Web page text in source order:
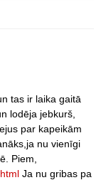
tas ir laika gaitā
lodēja jebkurš,
par kapeikām
nu vienīgi
Piem,
Ja nu gribas pa